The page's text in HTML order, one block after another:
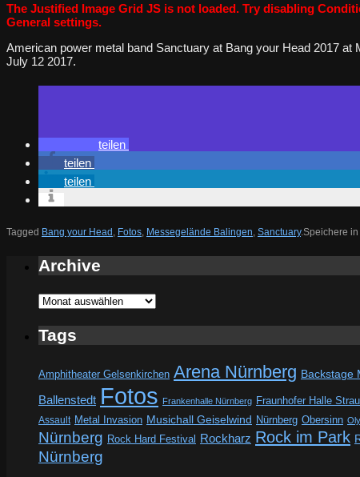
The Justified Image Grid JS is not loaded. Try disabling
General settings.
American power metal band Sanctuary at Bang your Head 2017 at
July 12 2017.
teilen
teilen
teilen
Tagged Bang your Head Fotos Messegelände Balingen Sanctuary.Speichere
Archive
Archive
Tags
Amphitheater Gelsenkirchen Arena Nürnberg Backstage
Ballenstedt Fotos Frankenhalle Nürnberg Fraunhofer Halle
Assault Metal Invasion Musichall Geiselwind Nürnberg Obersinn
Nürnberg Rock Hard Festival Rockharz Rock im Park
Nürnberg